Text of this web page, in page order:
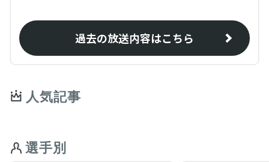
過去の放送内容はこちら
人気記事
選手別